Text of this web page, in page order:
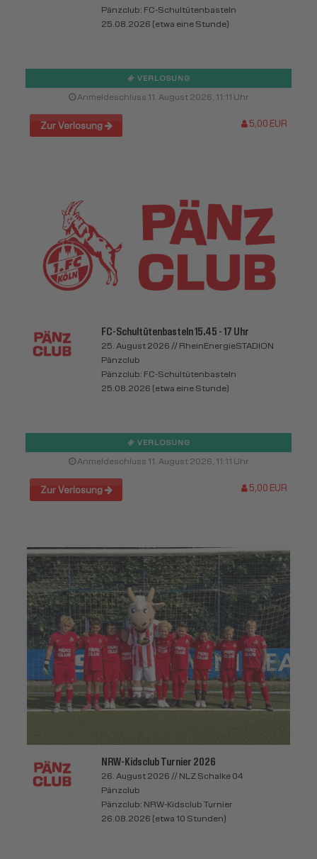
Pänzclub: FC-Schultütenbasteln
25.08.2026 (etwa eine Stunde)
VERLOSUNG
Anmeldeschluss 11. August 2026, 11:11 Uhr
Zur Verlosung 5,00 EUR
FC-Schultütenbasteln 15.45 - 17 Uhr
25. August 2026 // RheinEnergieSTADION
Pänzclub
Pänzclub: FC-Schultütenbasteln
25.08.2026 (etwa eine Stunde)
VERLOSUNG
Anmeldeschluss 11. August 2026, 11:11 Uhr
Zur Verlosung 5,00 EUR
NRW-Kidsclub Turnier 2026
26. August 2026 // NLZ Schalke 04
Pänzclub
Pänzclub: NRW-Kidsclub Turnier
26.08.2026 (etwa 10 Stunden)